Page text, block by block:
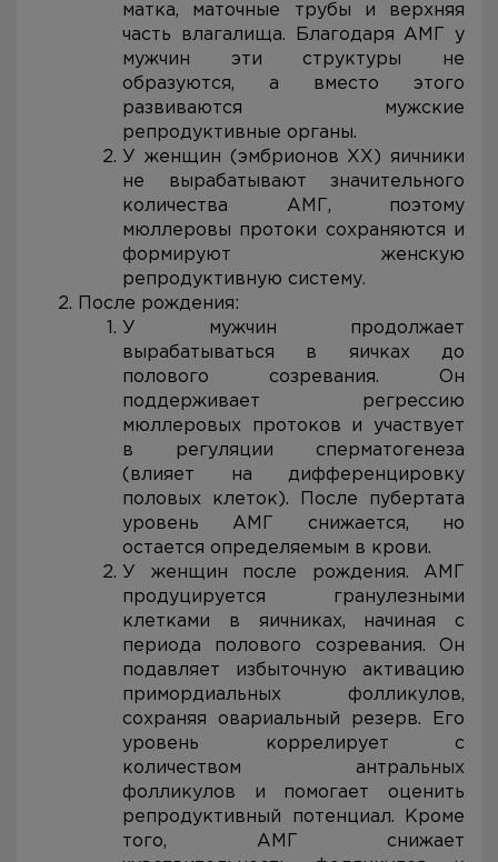
матка, маточные трубы и верхняя
часть влагалища. Благодаря АМГ у
мужчин эти структуры не
образуются, а вместо этого
развиваются мужские
репродуктивные органы.
У женщин (эмбрионов XX) яичники
не вырабатывают значительного
количества АМГ, поэтому
мюллеровы протоки сохраняются и
формируют женскую
репродуктивную систему.
После рождения:
У мужчин продолжает
вырабатываться в яичках до
полового созревания. Он
поддерживает регрессию
мюллеровых протоков и участвует
в регуляции сперматогенеза
(влияет на дифференцировку
половых клеток). После пубертата
уровень АМГ снижается, но
остается определяемым в крови.
У женщин после рождения. АМГ
продуцируется гранулезными
клетками в яичниках, начиная с
периода полового созревания. Он
подавляет избыточную активацию
примордиальных фолликулов,
сохраняя овариальный резерв. Его
уровень коррелирует с
количеством антральных
фолликулов и помогает оценить
репродуктивный потенциал. Кроме
того, АМГ снижает